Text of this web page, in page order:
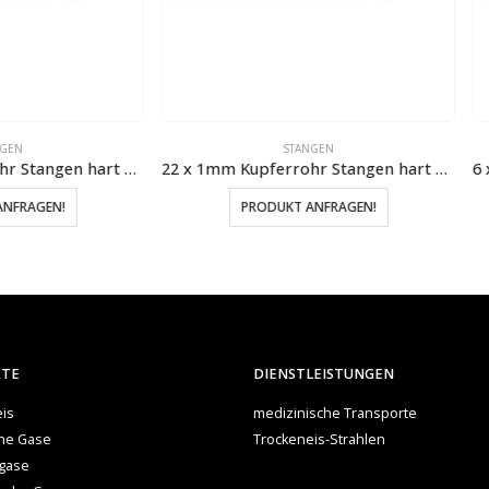
22 x 1mm Kupferrohr Stangen hart 5 Meter
PRODUKT ANFRAGEN! PRODUKT ANFRAGEN!
Gase
DIENSTLEISTUNGEN
medizinische Transporte
Trockeneis-Strahlen